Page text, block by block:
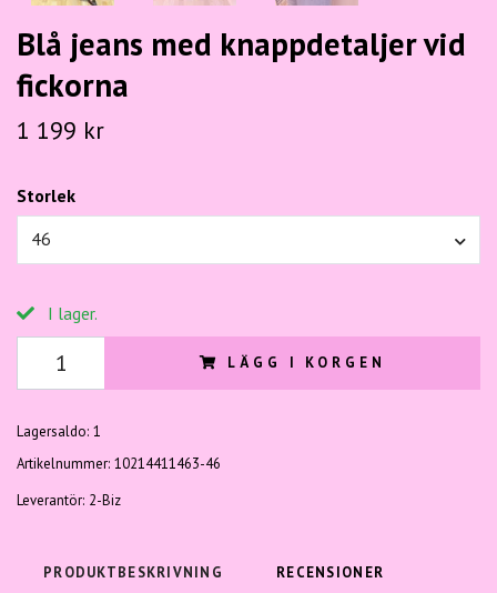
Blå jeans med knappdetaljer vid
fickorna
1 199 kr
Storlek
46
I lager.
LÄGG I KORGEN
Lagersaldo: 1
Artikelnummer: 10214411463-46
Leverantör: 2-Biz
PRODUKTBESKRIVNING RECENSIONER